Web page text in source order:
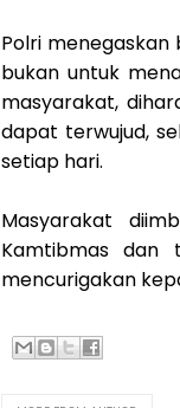
Polri
bukan untuk
masyarakat,
dapat terwujud,
setiap hari.
Masyarakat
Kamtibmas dan
mencurigakan